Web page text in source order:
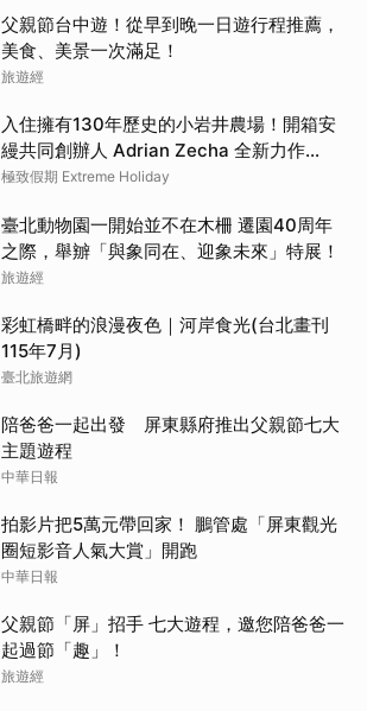
父親節台中遊！從早到晚一日遊行程推薦，
美食、美景一次滿足！
旅遊經
入住擁有130年歷史的小岩井農場！開箱安
縵共同創辦人 Adrian Zecha 全新力作
「AZUMA FARM KOIWAI」體驗最高級的
極致假期 Extreme Holiday
臺北動物園一開始並不在木柵 遷園40周年
之際，舉辧「與象同在、迎象未來」特展！
旅遊經
彩虹橋畔的浪漫夜色｜河岸食光(台北畫刊
115年7月)
臺北旅遊網
陪爸爸一起出發 屏東縣府推出父親節七大
主題遊程
中華日報
拍影片把5萬元帶回家！ 鵬管處「屏東觀光
圈短影音人氣大賞」開跑
中華日報
父親節「屏」招手 七大遊程，邀您陪爸爸一
起過節「趣」！
旅遊經